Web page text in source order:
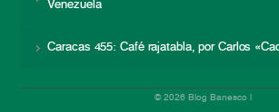
Venezuela
Caracas 455: Café rajatabla, por Carlos
© 2026 Blog Banesco |